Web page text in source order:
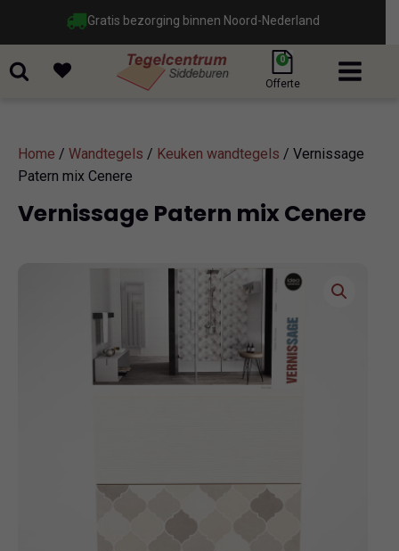
Gratis bezorging binnen Noord-Nederland
0
Offerte
Home / Wandtegels / Keuken wandtegels / Vernissage
Patern mix Cenere
Vernissage Patern mix Cenere